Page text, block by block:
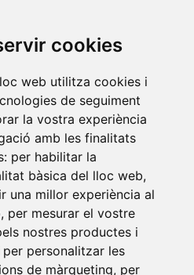
cookies
web utilitza cookies i
de seguiment
la vostra experiència
amb les finalitats
per habilitar la
bàsica del lloc web,
una millor experiència al
, per mesurar el vostre
nostres productes i
per personalitzar les
de màrqueting, per
•Universitat d'Alacant
Universitat Autònoma de
de Barcelona•Universitat
•Universitat de Girona •
Balears• Universitat
•Universitat Jaume I
Universitat Miguel Hernández
de Catalunya•Universitat